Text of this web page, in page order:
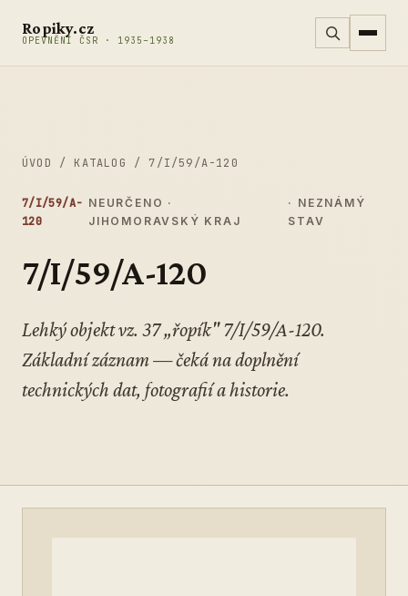
Ropiky.cz
OPEVNĚNÍ ČSR · 1935–1938
ÚVOD / KATALOG / 7/I/59/A-120
7/I/59/A-
120
NEURČENO ·
JIHOMORAVSKÝ KRAJ
· NEZNÁMÝ
STAV
7/I/59/A-120
Lehký objekt vz. 37 „řopík" 7/I/59/A-120.
Základní záznam — čeká na doplnění
technických dat, fotografií a historie.